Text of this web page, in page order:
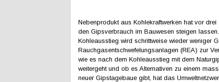
Nebenprodukt aus Kohlekraftwerken hat vor drei
den Gipsverbrauch im Bauwesen steigen
Kohleausstieg wird schrittweise wieder weniger
Rauchgasentschwefelungsanlagen (REA) zur
wie es nach dem Kohleausstieg mit dem
weitergeht und ob es Alternativen zu einem
neuer Gipstagebaue gibt, hat das